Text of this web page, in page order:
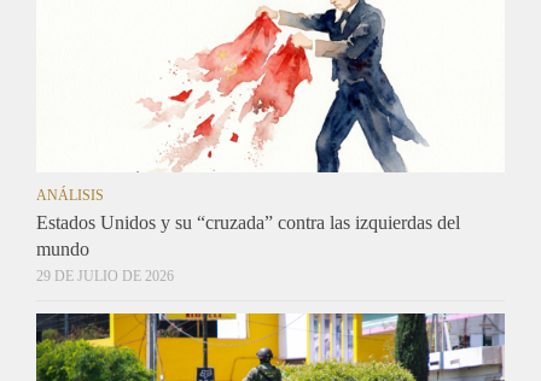
ANÁLISIS
Estados Unidos y su “cruzada” contra las izquierdas del
mundo
29 DE JULIO DE 2026